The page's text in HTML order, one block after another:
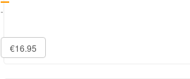
-
€16.95